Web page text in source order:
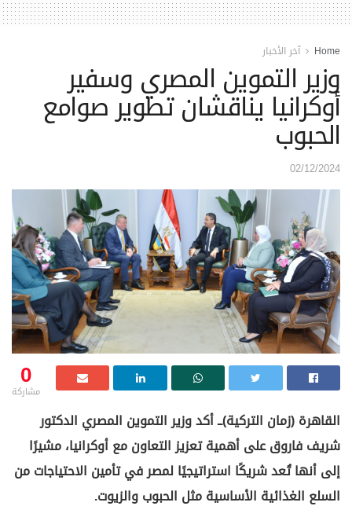
Home آخر الأخبار
وزير التموين المصري وسفير
أوكرانيا يناقشان تطوير صوامع
الحبوب
02/12/2024
0
مشاركة
القاهرة (زمان التركية)ــ أكد وزير التموين المصري الدكتور
شريف فاروق على أهمية تعزيز التعاون مع أوكرانيا، مشيرًا
إلى أنها تُعد شريكًا استراتيجيًا لمصر في تأمين الاحتياجات من
السلع الغذائية الأساسية مثل الحبوب والزيوت.